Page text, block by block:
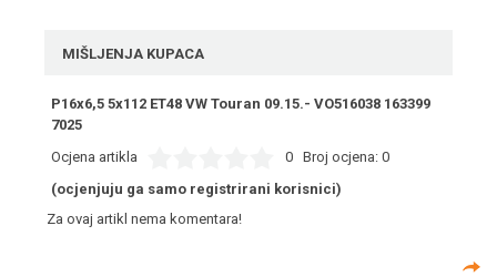
MIŠLJENJA KUPACA
P16x6,5 5x112 ET48 VW Touran 09.15.- VO516038 163399
7025
Ocjena artikla
0 Broj ocjena: 0
(ocjenjuju ga samo registrirani korisnici)
Za ovaj artikl nema komentara!